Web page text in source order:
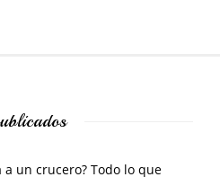
a un crucero? Todo lo que